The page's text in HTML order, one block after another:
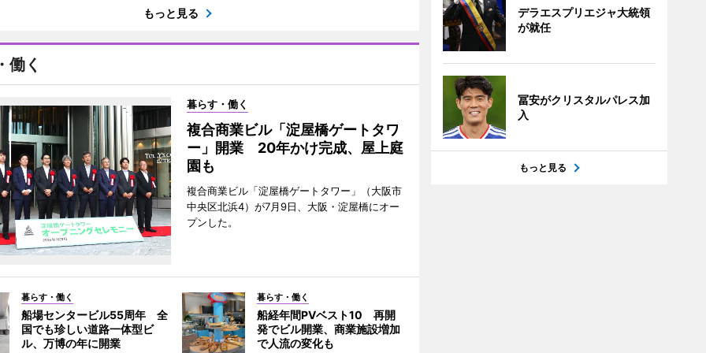
もっと見る
働く
暮らす・働く
複合商業ビル「淀屋橋ゲートタワ
ー」開業 20年かけ完成、屋上庭
園も
複合商業ビル「淀屋橋ゲートタワー」（大阪市
中央区北浜4）が7月9日、大阪・淀屋橋にオー
プンした。
暮らす・働く
船場センタービル55周年 全
国でも珍しい道路一体型ビ
ル、万博の年に開業
暮らす・働く
船経年間PVベスト10 再開
発でビル開業、商業施設増加
で人流の変化も
デラエスプリエジャ大統領
が就任
冨安がクリスタルパレス加
入
もっと見る